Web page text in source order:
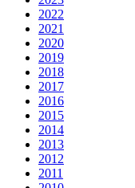
2022
2021
2020
2019
2018
2017
2016
2015
2014
2013
2012
2011